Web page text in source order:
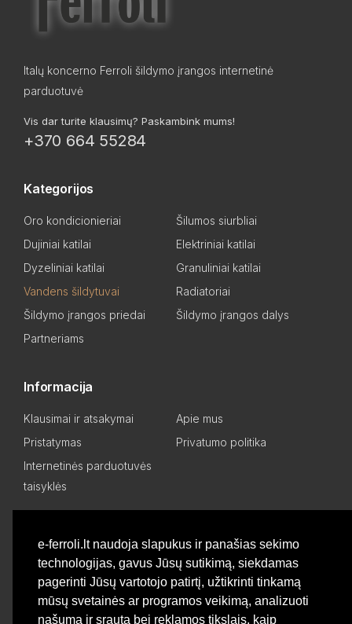
e-ferroli.lt naudoja slapukus ir panašias sekimo
technologijas, gavus Jūsų sutikimą, siekdamas
pagerinti Jūsų vartotojo patirtį, užtikrinti tinkamą
mūsų svetainės ar programos veikimą, analizuoti
našumą ir srautą bei reklamos tikslais, kaip
Italų koncerno Ferroli šildymo įrangos internetinė
parduotuvė
Vis dar turite klausimų? Paskambink mums!
+370 664 55284
Kategorijos
Oro kondicionieriai
Šilumos siurbliai
Dujiniai katilai
Elektriniai katilai
Dyzeliniai katilai
Granuliniai katilai
Vandens šildytuvai
Radiatoriai
Šildymo įrangos priedai
Šildymo įrangos dalys
Partneriams
Informacija
Klausimai ir atsakymai
Apie mus
Pristatymas
Privatumo politika
Internetinės parduotuvės
taisyklės
Asmeninis kabinetas
Pageidavimų sąrašas
Palyginti produktus
Basket